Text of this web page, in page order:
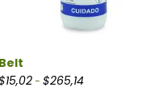
Belt
15,02- $265,14